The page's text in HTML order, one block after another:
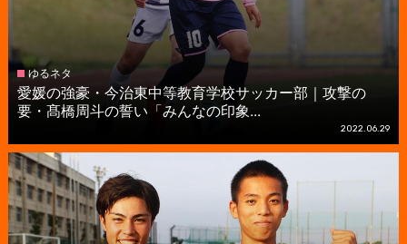
ゆるネタ
愛媛の強豪・今治東中等教育学校サッカー部｜攻撃の
要・髙橋周斗の誓い「みんなの印象...
2022.06.29